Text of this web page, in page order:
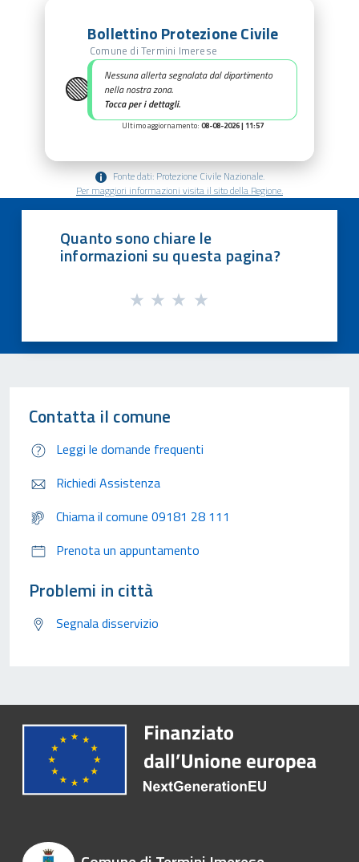
🟢
Bollettino Protezione Civile
Comune di Termini Imerese
Nessuna allerta segnalata dal dipartimento
nella nostra zona.
Tocca per i dettagli.
Ultimo aggiornamento: 08-08-2026 | 11:57
Fonte dati: Protezione Civile Nazionale.
Per maggiori informazioni visita il sito della Regione.
Quanto sono chiare le
informazioni su questa pagina?
Contatta il comune
Leggi le domande frequenti
Richiedi Assistenza
Chiama il comune 09181 28 111
Prenota un appuntamento
Problemi in città
Segnala disservizio